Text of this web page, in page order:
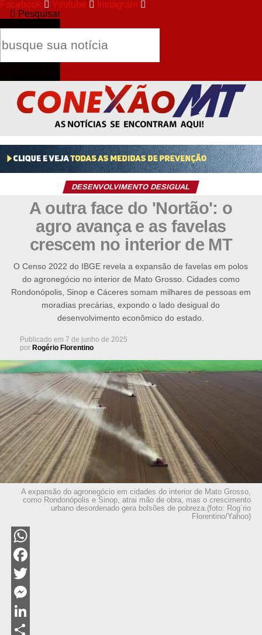
Facebook Youtube
Instagram
Pesquisar
DESENVOLVIMENTO DESIGUAL
A outra face do 'Nortão': o
agro avança e as favelas
crescem no interior de MT
O Censo 2022 do IBGE revela a expansão de favelas em polos
do agronegócio no interior de Mato Grosso. Cidades como
Rondonópolis, Sinop e Cáceres somam milhares de pessoas em
moradias precárias, expondo o lado desigual do
desenvolvimento econômico do estado.
Publicado em 7 de junho de 2025
por Rogério Florentino
A expansão do agronegócio em cidades do interior de Mato Grosso,
como Rondonópolis e Sinop, atrai mão de obra, mas o crescimento
urbano desordenado gera bolsões de pobreza.(foto: Rog´rio
Florentino/Yahoo)
WhatsApp
Facebook
Twitter
Messenger
LinkedIn